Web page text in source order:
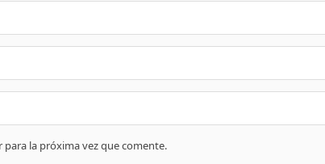
la próxima vez que comente.